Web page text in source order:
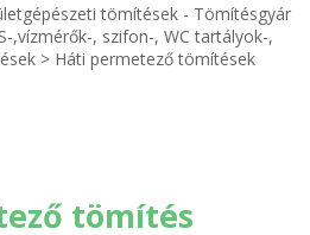
KÉSZLETEK
videók
Rólunk
tömítések - Tömítésgyár
,vízmérők-, szifon-, WC tartályok-,
> Háti permetező tömítések
tömítés